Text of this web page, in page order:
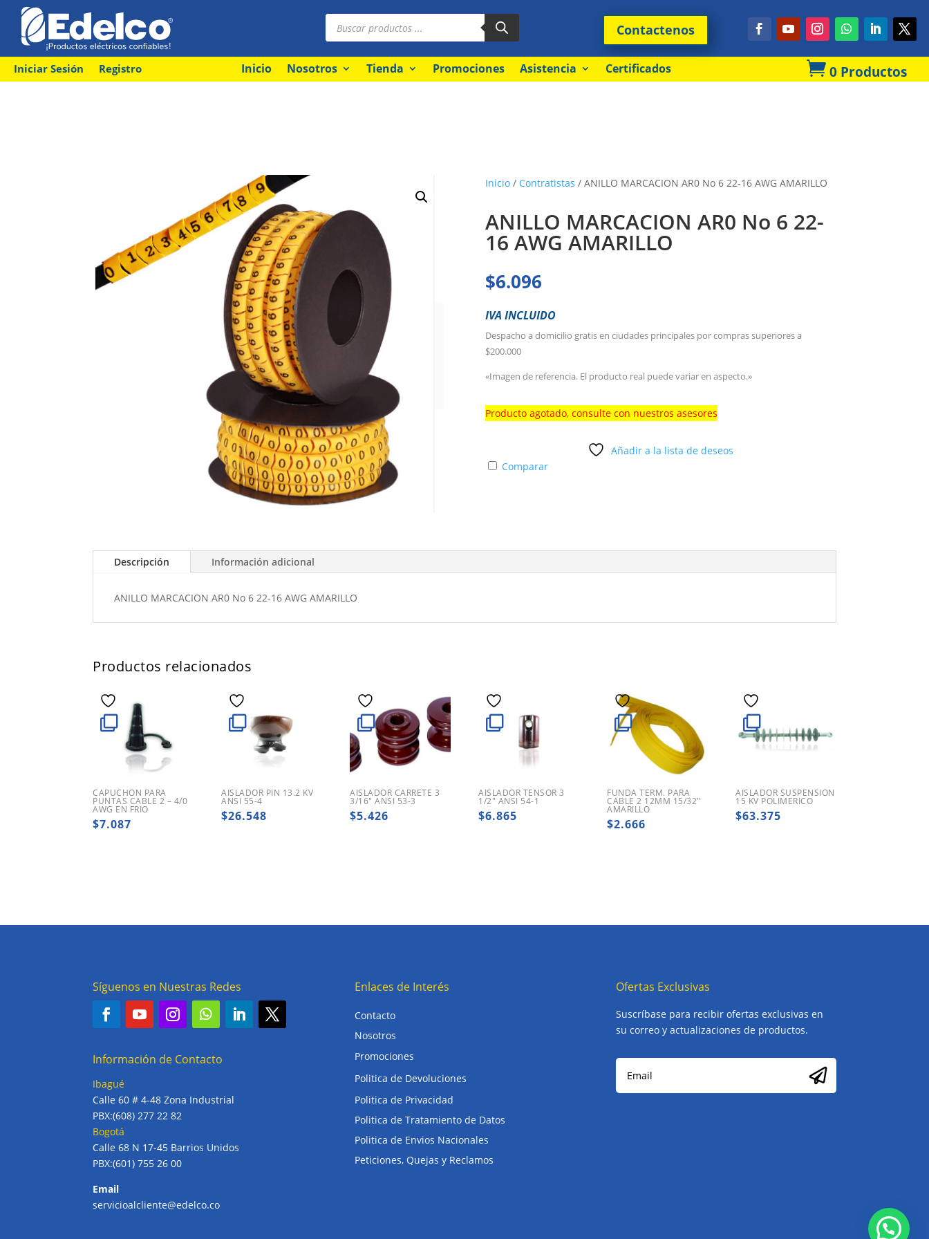
Búsqueda
productos Contactenos
Iniciar Sesión Registro Inicio Nosotros Tienda Promociones Asistencia Certificados  0 Productos
Inicio/ Contratistas / ANILLO MARCACION AR0 No 6 22-16 AWG AMARILLO
ANILLO MARCACION AR0 No 6 22-
16 AWG AMARILLO
$6.096
IVA INCLUIDO
Despacho a domicilio gratis en ciudades principales por compras superiores a
$200.000
«Imagen de referencia. El producto real puede variar en aspecto.»
Producto agotado, consulte con nuestros asesores
Añadir a la lista de deseos
Comparar
Descripción Información adicional
ANILLO MARCACION AR0 No 6 22-16 AWG AMARILLO
Productos relacionados
CAPUCHON PARA
PUNTAS CABLE 2 – 4/0
AWG EN FRIO
$7.087
AISLADOR PIN 13.2 KV
ANSI 55-4
$26.548
AISLADOR CARRETE 3
3/16″ ANSI 53-3
$5.426
AISLADOR TENSOR 3
1/2″ ANSI 54-1
$6.865
FUNDA TERM. PARA
CABLE 2 12MM 15/32″
AMARILLO
$2.666
AISLADOR SUSPENSION
15 KV POLIMERICO
$63.375
Síguenos en Nuestras Redes
Información de Contacto
Ibagué
Calle 60 # 4-48 Zona Industrial
PBX:(608) 277 22 82
Bogotá
Calle 68 N 17-45 Barrios Unidos
PBX:(601) 755 26 00
Email
servicioalcliente@edelco.co
Enlaces de Interés
Contacto
Nosotros
Promociones
Politica de Devoluciones
Politica de Privacidad
Politica de Tratamiento de Datos
Politica de Envios Nacionales
Peticiones, Quejas y Reclamos
Ofertas Exclusivas
Suscríbase para recibir ofertas exclusivas en
su correo y actualizaciones de productos.